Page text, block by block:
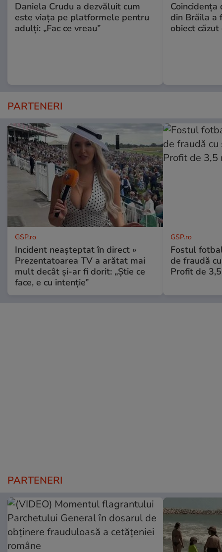
Daniela Crudu a dezvăluit cum
este viața pe platformele pentru
adulți: „Fac ce vreau”
Coincidența
din Brăila a
obiect căzut
PARTENERI
GSP.ro
Incident neașteptat în direct »
Prezentatoarea TV a arătat mai
mult decât și-ar fi dorit: „Știe ce
face, e cu intenție”
GSP.ro
Fostul
de fraudă
Profit de
PARTENERI